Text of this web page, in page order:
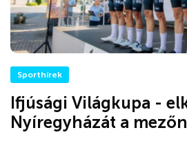
Sporthírek
Ifjúsági Világkupa -
Nyíregyházát a